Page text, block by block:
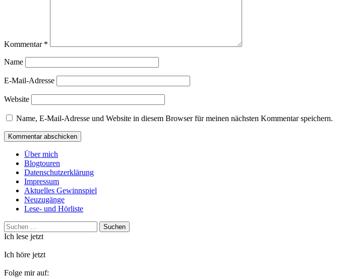
Kommentar *
Name
E-Mail-Adresse
Website
Name, E-Mail-Adresse und Website in diesem Browser für meinen nächsten Kommentar speichern.
Über mich
Blogtouren
Datenschutzerklärung
Impressum
Aktuelles Gewinnspiel
Neuzugänge
Lese- und Hörliste
Suchen
nach:
Ich lese jetzt
Ich höre jetzt
Folge mir auf: